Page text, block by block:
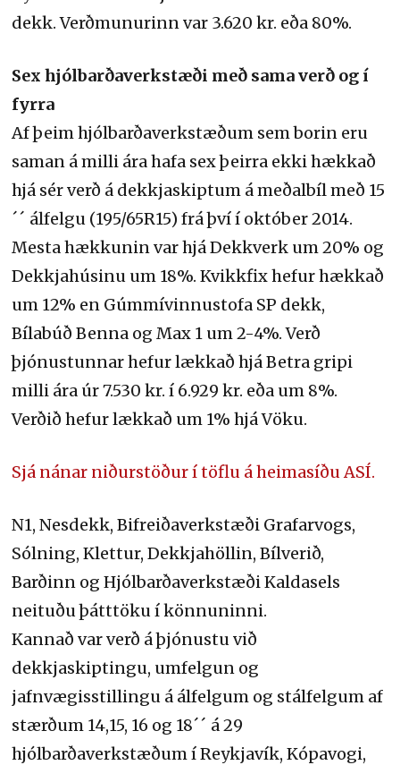
dekk. Verðmunurinn var 3.620 kr. eða 80%.
Sex hjólbarðaverkstæði með sama verð og í
fyrra
Af þeim hjólbarðaverkstæðum sem borin eru
saman á milli ára hafa sex þeirra ekki hækkað
hjá sér verð á dekkjaskiptum á meðalbíl með 15
´´ álfelgu (195/65R15) frá því í október 2014.
Mesta hækkunin var hjá Dekkverk um 20% og
Dekkjahúsinu um 18%. Kvikkfix hefur hækkað
um 12% en Gúmmívinnustofa SP dekk,
Bílabúð Benna og Max 1 um 2-4%. Verð
þjónustunnar hefur lækkað hjá Betra gripi
milli ára úr 7.530 kr. í 6.929 kr. eða um 8%.
Verðið hefur lækkað um 1% hjá Vöku.
Sjá nánar niðurstöður í töflu á heimasíðu ASÍ.
N1, Nesdekk, Bifreiðaverkstæði Grafarvogs,
Sólning, Klettur, Dekkjahöllin, Bílverið,
Barðinn og Hjólbarðaverkstæði Kaldasels
neituðu þátttöku í könnuninni.
Kannað var verð á þjónustu við
dekkjaskiptingu, umfelgun og
jafnvægisstillingu á álfelgum og stálfelgum af
stærðum 14,15, 16 og 18´´ á 29
hjólbarðaverkstæðum í Reykjavík, Kópavogi,